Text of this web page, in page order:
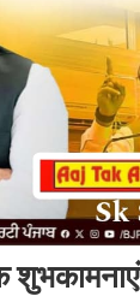
शुभकामनाएं